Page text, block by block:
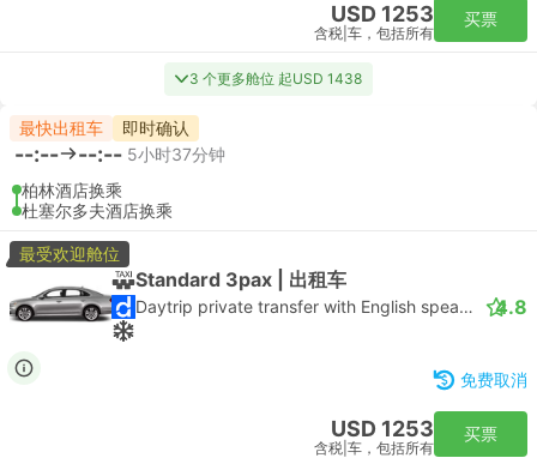
USD 1253
含税 车，包括所有
买票
3 个更多舱位 起USD 1438
最快出租车 即时确认
--:-- --:-- 5小时37分钟
柏林酒店换乘
杜塞尔多夫酒店换乘
最受欢迎舱位
Standard 3pax | 出租车
Daytrip private transfer with English speaking driver 4.8
免费取消
USD 1253
含税 车，包括所有
买票